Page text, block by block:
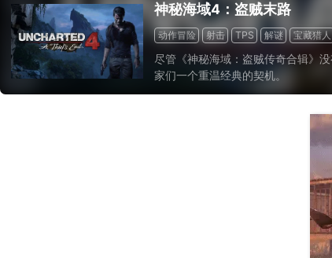
神秘海域4：盗贼末路
动作冒险 射击 TPS 解谜 宝藏猎人
尽管《神秘海域：盗贼传奇合辑》
家们一个重温经典的契机。